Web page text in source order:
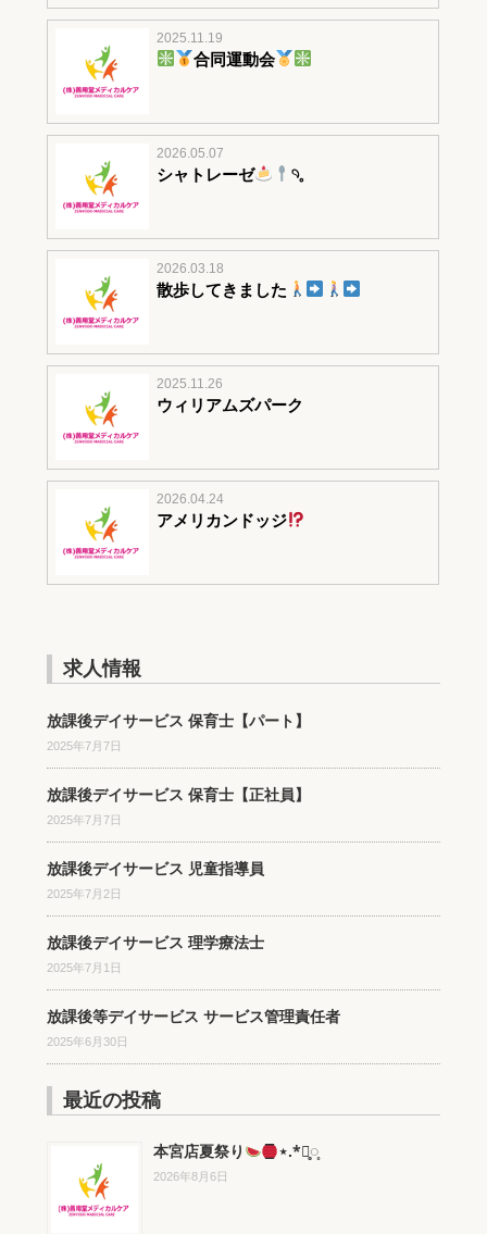
2025.11.19
合同運動会
2026.05.07
シャトレーゼ 𓄹𓈒
2026.03.18
散歩してきました
2025.11.26
ウィリアムズパーク
2026.04.24
アメリカンドッジ
求人情報
放課後デイサービス 保育士【パート】
2025年7月7日
放課後デイサービス 保育士【正社員】
2025年7月7日
放課後デイサービス 児童指導員
2025年7月2日
放課後デイサービス 理学療法士
2025年7月1日
放課後等デイサービス サービス管理責任者
2025年6月30日
最近の投稿
本宮店夏祭り ⋆.*⃝̥◌̥
2026年8月6日